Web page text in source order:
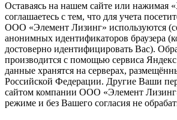
Оставаясь на нашем сайте или нажимая
соглашаетесь с тем, что для учета
ООО «Элемент Лизинг» используются
анонимных идентификаторов браузера
достоверно идентифицировать Вас).
производится с помощью сервиса
данные хранятся на серверах,
Российской Федерации. Другие Ваши
сайтом компании ООО «Элемент
режиме и без Вашего согласия не